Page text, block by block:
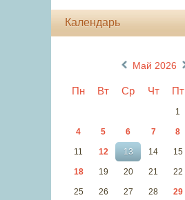
Календарь
Май 2026
Пн Вт Ср Чт Пт
1
4 5 6 7 8
11 12 13 14 15
18 19 20 21 22
25 26 27 28 29